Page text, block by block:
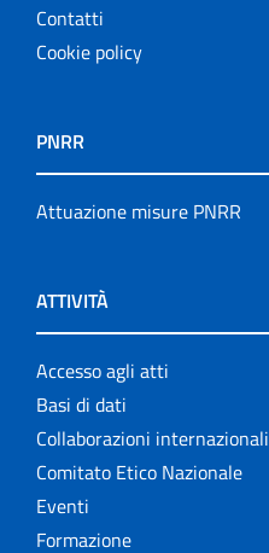
Contatti
Cookie policy
PNRR
Attuazione misure PNRR
ATTIVITÀ
Accesso agli atti
Basi di dati
Collaborazioni internazionali
Comitato Etico Nazionale
Eventi
Formazione